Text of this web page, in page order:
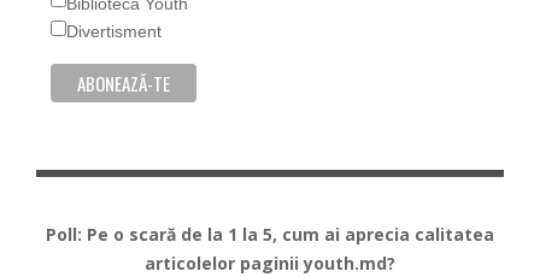
Divertisment
Poll: Pe o scară de la 1 la 5, cum ai aprecia calitatea
articolelor paginii youth.md?